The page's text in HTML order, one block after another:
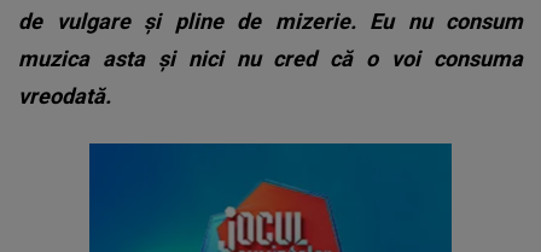
de vulgare și pline de mizerie. Eu nu consum
muzica asta și nici nu cred că o voi consuma
vreodată.